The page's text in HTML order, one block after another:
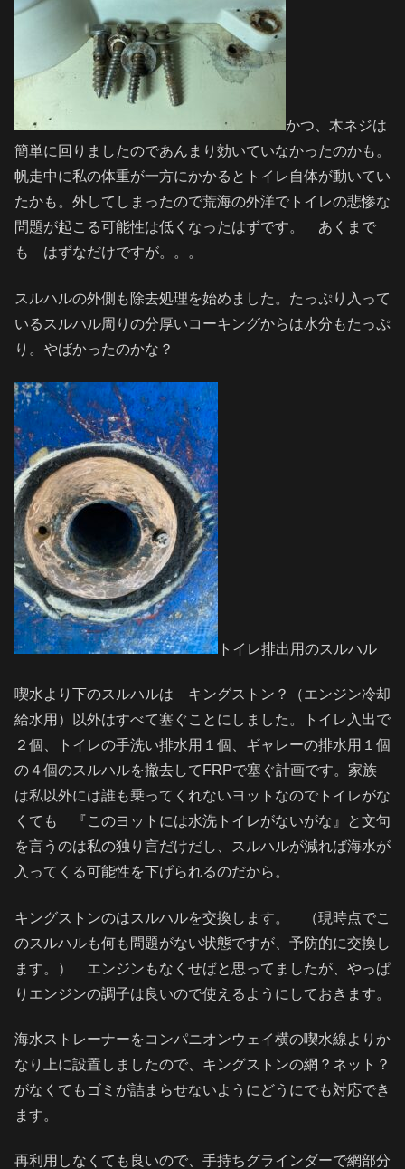
かつ、木ネジは
簡単に回りましたのであんまり効いていなかったのかも。
帆走中に私の体重が一方にかかるとトイレ自体が動いてい
たかも。外してしまったので荒海の外洋でトイレの悲惨な
問題が起こる可能性は低くなったはずです。 あくまで
も はずなだけですが。。。
スルハルの外側も除去処理を始めました。たっぷり入って
いるスルハル周りの分厚いコーキングからは水分もたっぷ
り。やばかったのかな？
トイレ排出用のスルハル
喫水より下のスルハルは キングストン？（エンジン冷却
給水用）以外はすべて塞ぐことにしました。トイレ入出で
２個、トイレの手洗い排水用１個、ギャレーの排水用１個
の４個のスルハルを撤去してFRPで塞ぐ計画です。家族
は私以外には誰も乗ってくれないヨットなのでトイレがな
くても 『このヨットには水洗トイレがないがな』と文句
を言うのは私の独り言だけだし、スルハルが減れば海水が
入ってくる可能性を下げられるのだから。
キングストンのはスルハルを交換します。 （現時点でこ
のスルハルも何も問題がない状態ですが、予防的に交換し
ます。） エンジンもなくせばと思ってましたが、やっぱ
りエンジンの調子は良いので使えるようにしておきます。
海水ストレーナーをコンパニオンウェイ横の喫水線よりか
なり上に設置しましたので、キングストンの網？ネット？
がなくてもゴミが詰まらせないようにどうにでも対応でき
ます。
再利用しなくても良いので、手持ちグラインダーで網部分